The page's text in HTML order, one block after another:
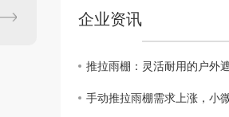
企业资讯